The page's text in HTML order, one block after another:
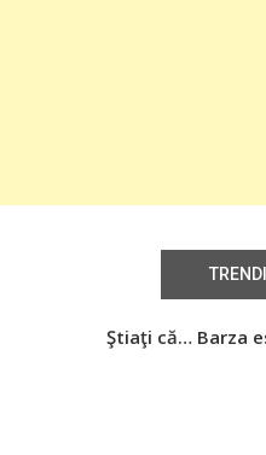
Ştiaţi că… Barza